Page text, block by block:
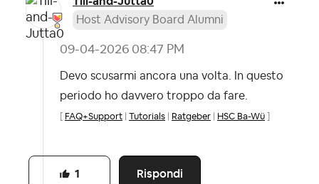
Host Advisory Board Alumni
‎09-04-2026 08:47 PM
Devo scusarmi ancora una volta. In questo
periodo ho davvero troppo da fare.
[ FAQ+Support | Tutorials | Ratgeber | HSC Ba-Wü ]
Rispondi
1